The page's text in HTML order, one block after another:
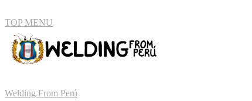
Skip
content
TOP MENU
Welding From Perú